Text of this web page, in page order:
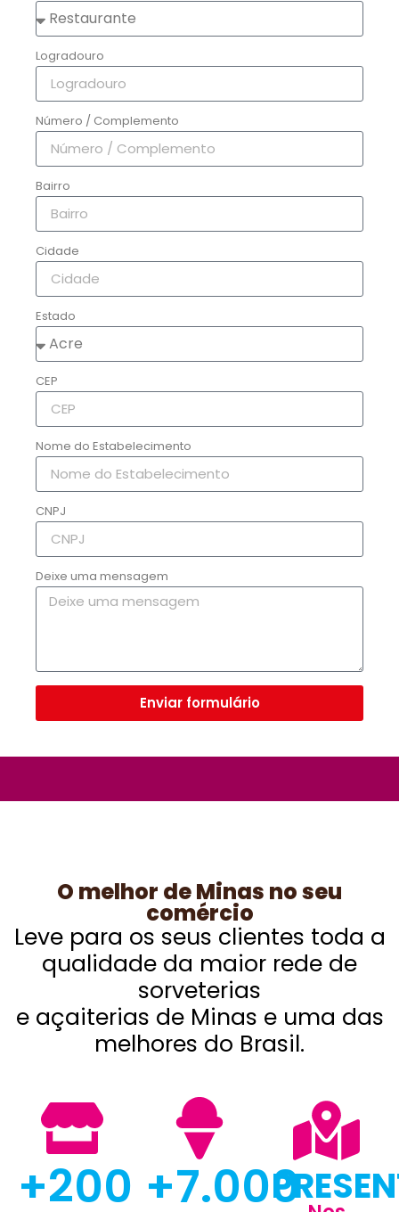
Logradouro
Número / Complemento
Bairro
Cidade
Estado
CEP
Nome do Estabelecimento
CNPJ
Deixe uma mensagem
Enviar formulário
O melhor de Minas no seu
comércio
Leve para os seus clientes toda a
qualidade da maior rede de
sorveterias
e açaiterias de Minas e uma das
melhores do Brasil.
+200 +7.000